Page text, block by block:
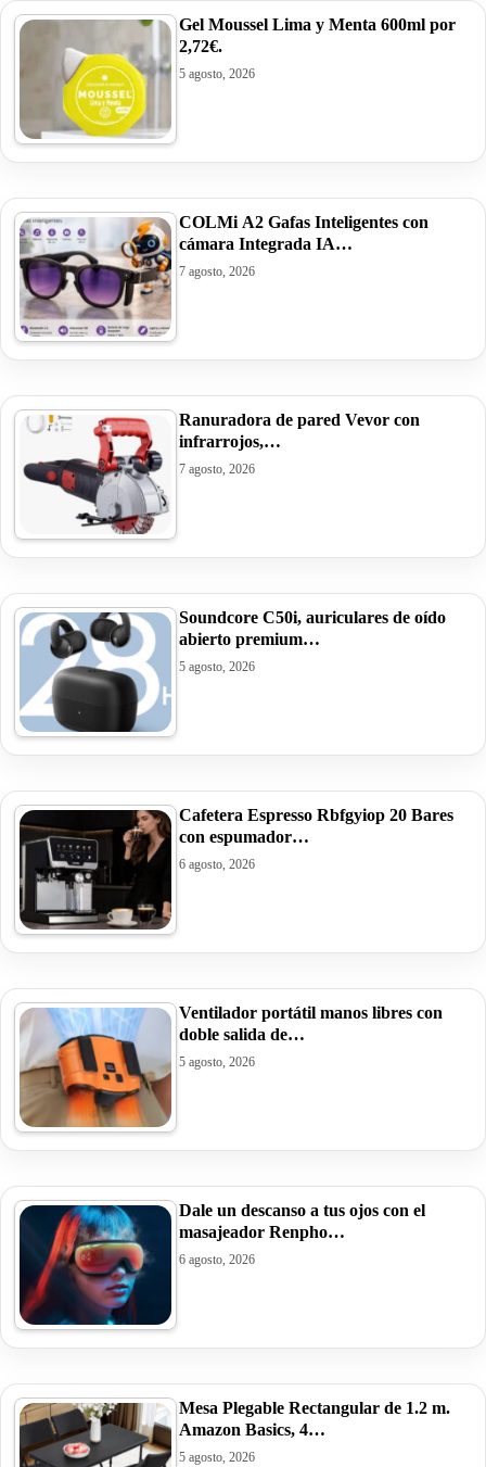
Gel Moussel Lima y Menta 600ml por
2,72€.
5 agosto, 2026
COLMi A2 Gafas Inteligentes con
cámara Integrada IA…
7 agosto, 2026
Ranuradora de pared Vevor con
infrarrojos,…
7 agosto, 2026
Soundcore C50i, auriculares de oído
abierto premium…
5 agosto, 2026
Cafetera Espresso Rbfgyiop 20 Bares
con espumador…
6 agosto, 2026
Ventilador portátil manos libres con
doble salida de…
5 agosto, 2026
Dale un descanso a tus ojos con el
masajeador Renpho…
6 agosto, 2026
Mesa Plegable Rectangular de 1.2 m.
Amazon Basics, 4…
5 agosto, 2026